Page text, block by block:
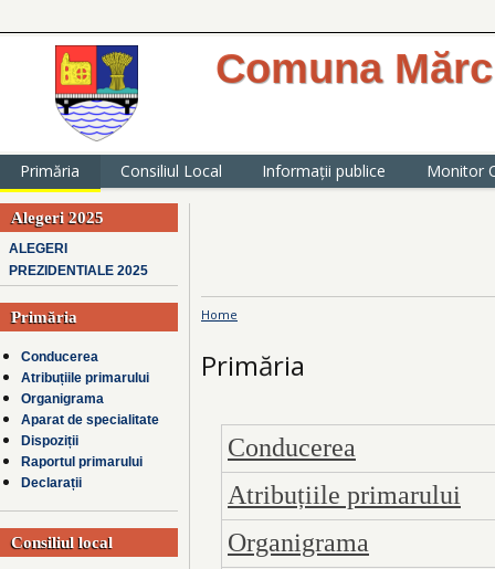
Comuna
Primăria Consiliul Local Informații publice Monitor
Alegeri 2025
ALEGERI
PREZIDENTIALE 2025
Primăria
Conducerea
Atribuțiile primarului
Organigrama
Aparat de specialitate
Dispoziții
Raportul primarului
Declarații
Consiliul local
You are here
Home
Primăria
Conducerea
Atribuțiile primarului
Organigrama